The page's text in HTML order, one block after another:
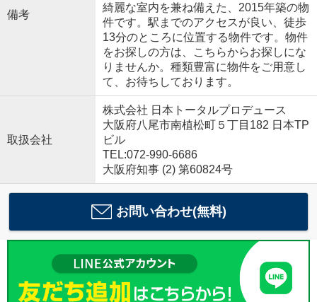
備考
綺麗な室内を兼ね備えた、2015年築の物
件です。駅までのアクセスが良い、徒歩
13分のところに位置する物件です。物件
をお探しの方は、こちらからお探しにな
りませんか。種類豊富に物件をご用意し
て、お待ちしております。
取扱会社
株式会社 日本トータルプロデュース
大阪府八尾市南植松町５丁目182 日本TP
ビル
TEL:072-990-6686
大阪府知事 (2) 第60824号
お問い合わせ(無料)